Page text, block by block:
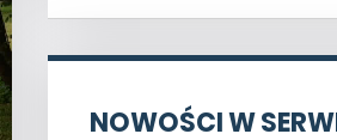
NOWOŚCI W